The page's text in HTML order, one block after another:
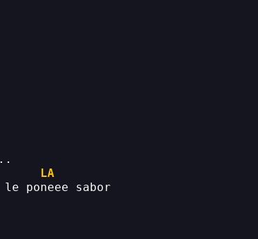
LA
poneee sabor